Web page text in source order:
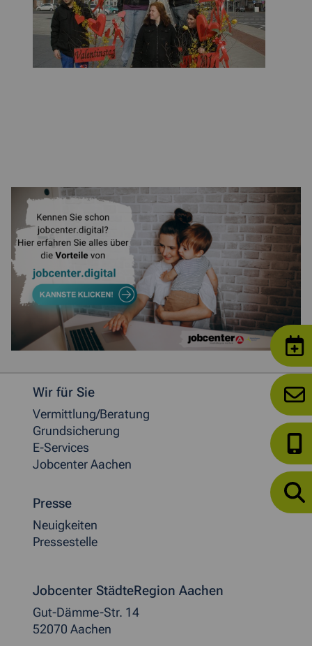
Weitere allgemeine Informationen
Wir für Sie
Vermittlung/Beratung
Grundsicherung
E-Services
Jobcenter Aachen
Presse
Neuigkeiten
Pressestelle
Jobcenter StädteRegion Aachen
Gut-Dämme-Str. 14
52070 Aachen